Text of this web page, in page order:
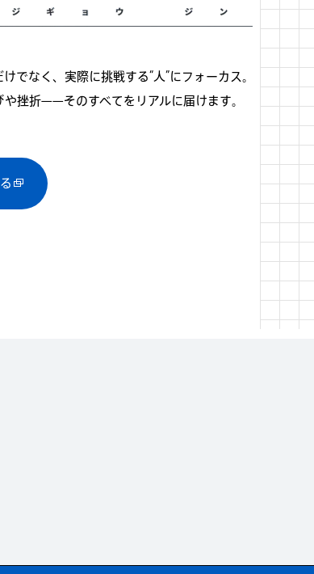
でなく、実際に挑戦する“人”にフォーカス。
や挫折——そのすべてをリアルに届けます。